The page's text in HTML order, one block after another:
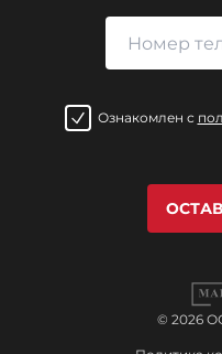
Ознакомлен с
© 2026